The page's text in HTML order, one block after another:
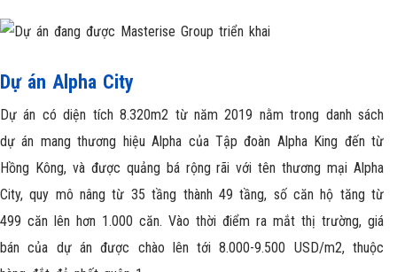
Dự án Alpha City
Dự án có diện tích 8.320m2 từ năm 2019 nằm trong danh sách
dự án mang thương hiệu Alpha của Tập đoàn Alpha King đến từ
Hồng Kông, và được quảng bá rộng rãi với tên thương mại Alpha
City, quy mô nâng từ 35 tầng thành 49 tầng, số căn hộ tăng từ
499 căn lên hơn 1.000 căn. Vào thời điểm ra mắt thị trường, giá
bán của dự án được chào lên tới 8.000-9.500 USD/m2, thuộc